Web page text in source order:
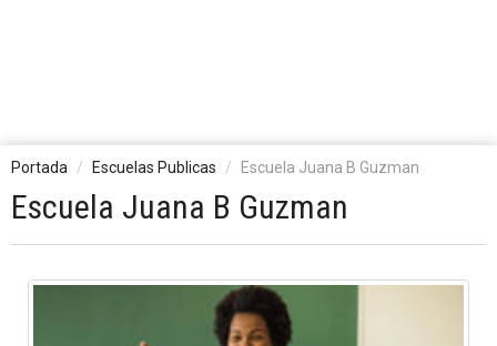
Portada Escuelas Publicas Escuela Juana B Guzman
Escuela Juana B Guzman